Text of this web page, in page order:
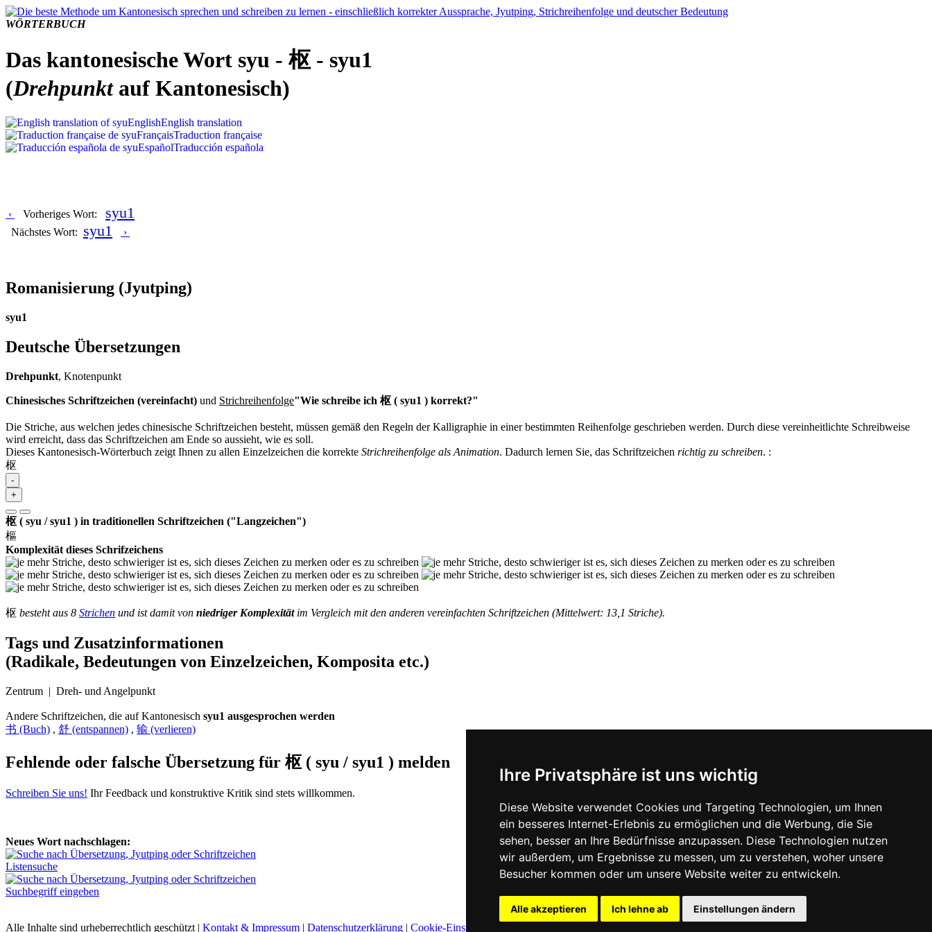
Ihre Privatsphäre ist uns wichtig
Diese Website verwendet Cookies und Targeting Technologien, um Ihnen
ein besseres Internet-Erlebnis zu ermöglichen und die Werbung, die Sie
sehen, besser an Ihre Bedürfnisse anzupassen. Diese Technologien nutzen
wir außerdem, um Ergebnisse zu messen, um zu verstehen, woher unsere
Besucher kommen oder um unsere Website weiter zu entwickeln.
Alle akzeptieren Ich lehne ab Einstellungen ändern
WÖRTERBUCH
Das kantonesische Wort syu - 枢 - syu1
(Drehpunktauf Kantonesisch)
EnglishEnglish translation
FrançaisTraduction française
EspañolTraducción española
‹ Vorheriges Wort: syu1
Nächstes Wort: syu1 ›
Romanisierung (Jyutping)
syu1
Deutsche Übersetzungen
Drehpunkt, Knotenpunkt
Chinesisches Schriftzeichen (vereinfacht) und Strichreihenfolge"Wie schreibe ich 枢 ( syu1 ) korrekt?"
Die Striche, aus welchen jedes chinesische Schriftzeichen besteht, müssen gemäß den Regeln der Kalligraphie in einer bestimmten Reihenfolge geschrieben werden. Durch diese vereinheitlichte Schreibweise
wird erreicht, dass das Schriftzeichen am Ende so aussieht, wie es soll.
Dieses Kantonesisch-Wörterbuch zeigt Ihnen zu allen Einzelzeichen die korrekte Strichreihenfolge als Animation. Dadurch lernen Sie, das Schriftzeichen richtig zu schreiben. :
枢
-
+
枢 ( syu / syu1 ) in traditionellen Schriftzeichen ("Langzeichen")
樞
Komplexität dieses Schrifzeichens
枢 besteht aus 8 Strichen und ist damit von niedriger Komplexitätim Vergleich mit den anderen vereinfachten Schriftzeichen (Mittelwert: 13,1 Striche).
Tags und Zusatzinformationen
(Radikale, Bedeutungen von Einzelzeichen, Komposita etc.)
Zentrum | Dreh- und Angelpunkt
Andere Schriftzeichen, die auf Kantonesisch syu1 ausgesprochen werden
书 (Buch) , 舒 (entspannen) , 输 (verlieren)
Fehlende oder falsche Übersetzung für 枢 ( syu / syu1 ) melden
Schreiben Sie uns! Ihr Feedback und konstruktive Kritik sind stets willkommen.
Neues Wort nachschlagen:
Listensuche
Suchbegriff eingeben
Alle Inhalte sind urheberrechtlich geschützt | Kontakt & Impressum | Datenschutzerklärung | Cookie-Einstellungen